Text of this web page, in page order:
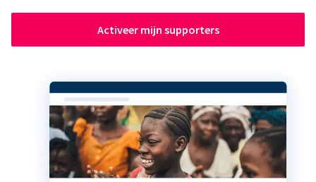
Activeer mijn supporters